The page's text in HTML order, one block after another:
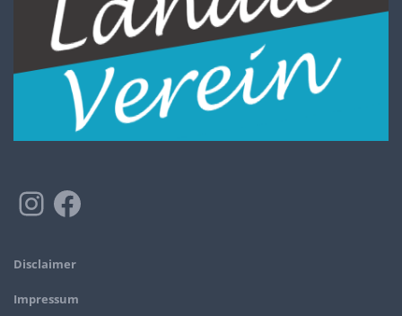
Disclaimer
Impressum